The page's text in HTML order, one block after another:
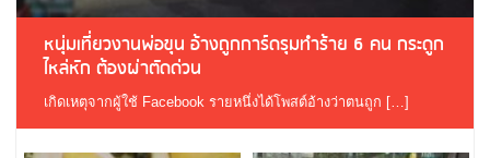
หนุ่มเที่ยวงานพ่อขุน อ้างถูกการ์ดรุมทำร้าย 6 คน กระดูก
ไหล่หัก ต้องผ่าตัดด่วน
เกิดเหตุจากผู้ใช้ Facebook รายหนึ่งได้โพสต์อ้างว่าตนถูก […]